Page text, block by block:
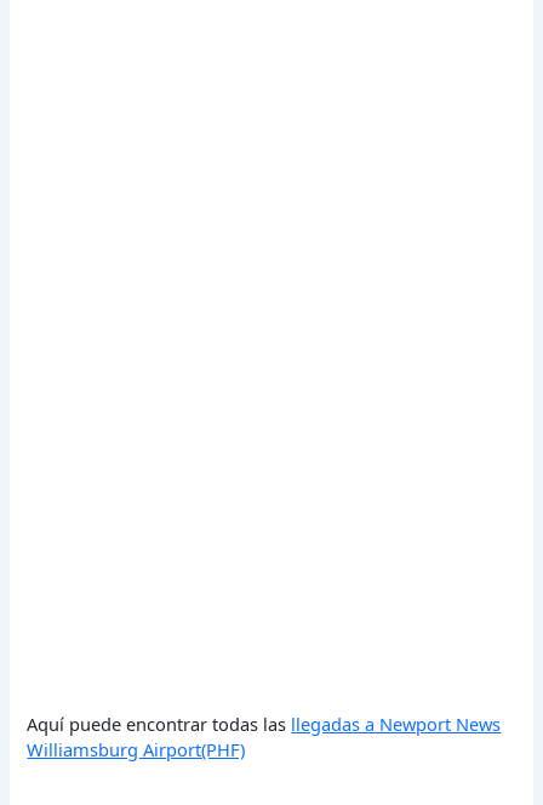
Aquí puede encontrar todas las llegadas a Newport News
Williamsburg Airport(PHF)